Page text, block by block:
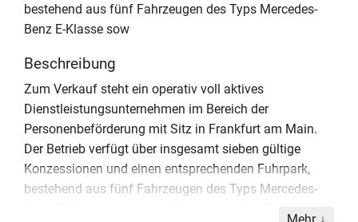
bestehend aus fünf Fahrzeugen des Typs Mercedes-
Benz E-Klasse sow
Beschreibung
Zum Verkauf steht ein operativ voll aktives
Dienstleistungsunternehmen im Bereich der
Personenbeförderung mit Sitz in Frankfurt am Main.
Der Betrieb verfügt über insgesamt sieben gültige
Konzessionen und einen entsprechenden Fuhrpark,
bestehend aus fünf Fahrzeugen des Typs Mercedes-